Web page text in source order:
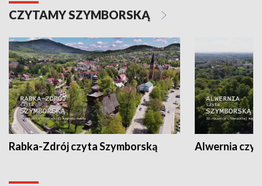
CZYTAMY SZYMBORSKĄ
Rabka-Zdrój czyta Szymborską Alwernia